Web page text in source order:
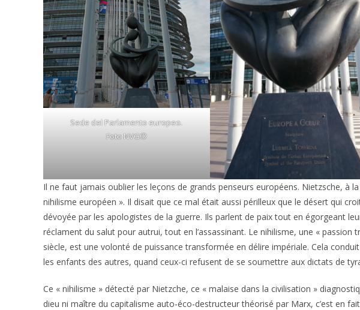
Sede del Parlamento europeo.
Foto NVG©
Il ne faut jamais oublier les leçons de grands penseurs européens. Nietzsche, à
nihilisme européen ». Il disait que ce mal était aussi périlleux que le désert qui
dévoyée par les apologistes de la guerre. Ils parlent de paix tout en égorgeant
réclament du salut pour autrui, tout en l’assassinant. Le nihilisme, une « passion
siècle, est une volonté de puissance transformée en délire impériale. Cela
les enfants des autres, quand ceux-ci refusent de se soumettre aux dictats de
Ce « nihilisme » détecté par Nietzche, ce « malaise dans la civilisation »
dieu ni maître du capitalisme auto-éco-destructeur théorisé par Marx, c’est en fait